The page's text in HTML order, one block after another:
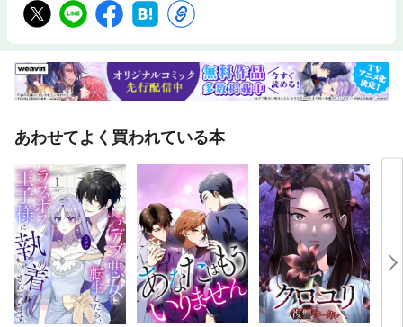
ップ」だけで操作できる２．複数の項目ごとにデータを作り替えたいとき
に便利で簡単・３つ以上の切り口でまとめるものも数秒でできる・販売デ
イラしない！ エラーを防ぐときの３つの注意点を知ろう・スムーズに使
うためには「お約束」がある●第３章 ピボットテーブルの「５大機能」
を活用しよう●第４章 ピボットテーブルを実務に役立てよう●第５章 そ
だまだある時短ワザ、「書式設定」テクニック■著者 奥谷隆一※本書は、
しています。
あわせてよく買われている本